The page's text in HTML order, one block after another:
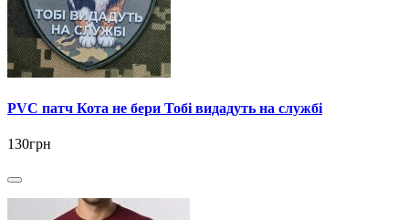
PVC патч Кота не бери Тобі видадуть на службі
130грн